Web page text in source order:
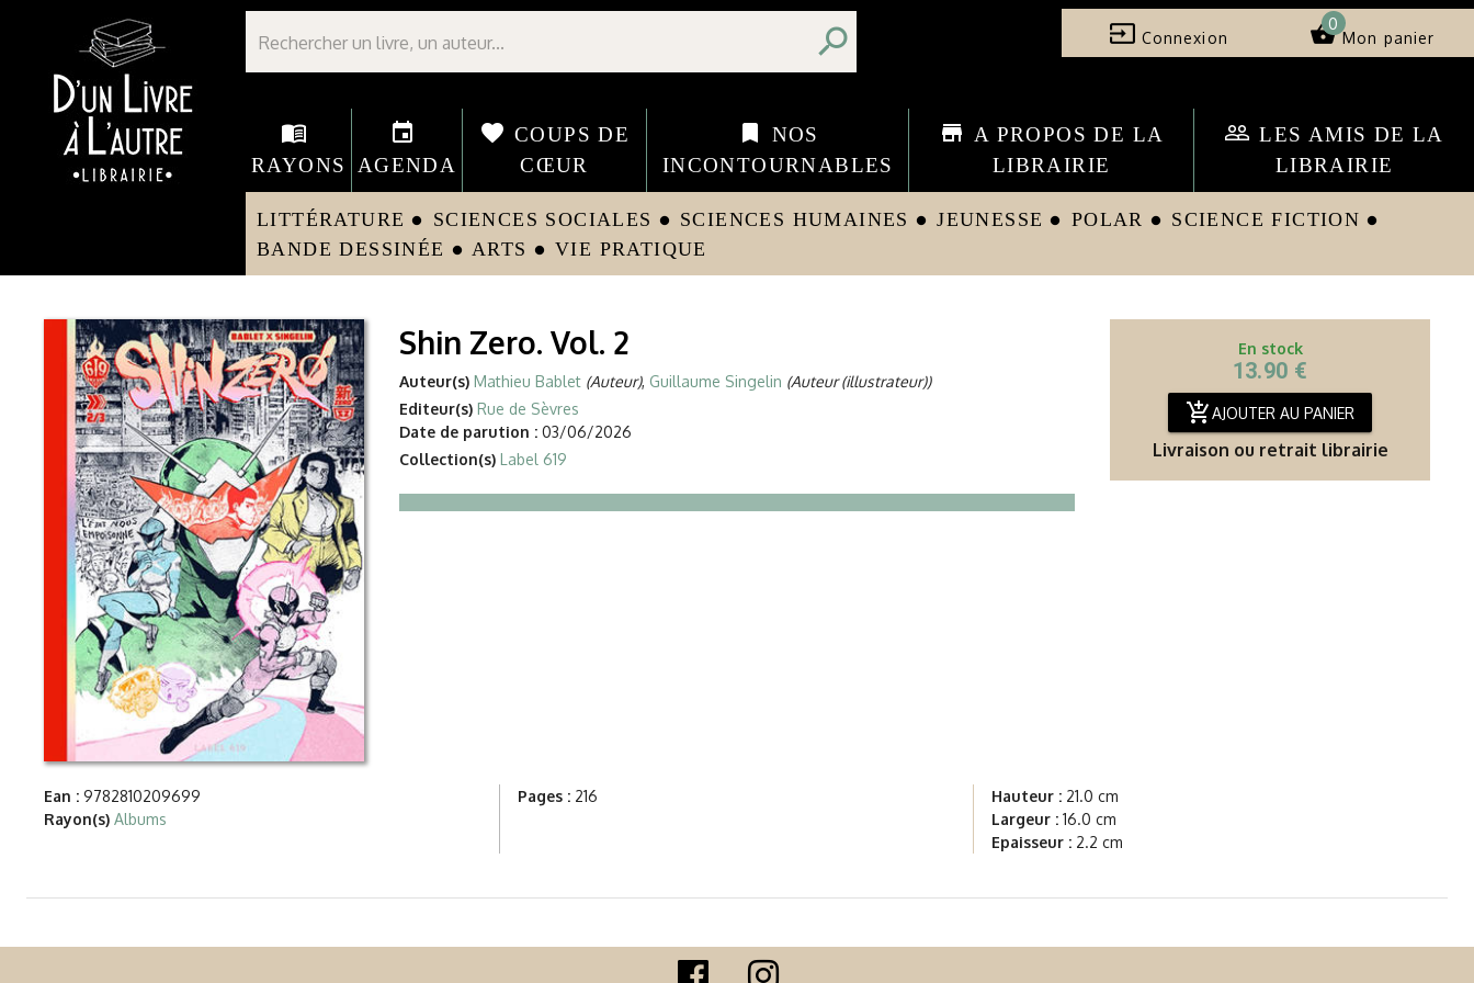
Librairie D'un livre à l'autre - Avranches
search input Connexion shopping_basket
0
Mon panier
menu_book
RAYONS
event
AGENDA
favorite COUPS DE
CŒUR
bookmark
NOS
INCONTOURNABLES
store A PROPOS DE LA
LIBRAIRIE
people_outline LES AMIS DE LA
LIBRAIRIE
LITTÉRATURE circle SCIENCES SOCIALES circle SCIENCES HUMAINES circle JEUNESSE circle POLAR circle SCIENCE FICTION circle
BANDE DESSINÉE circle ARTS circle VIE PRATIQUE
Shin Zero. Vol. 2
Auteur(s) Mathieu Bablet (Auteur), Guillaume Singelin (Auteur (illustrateur))
Editeur(s) Rue de Sèvres
Date de parution : 03/06/2026
Collection(s) Label 619
En stock
13.90 €
add_shopping_cartAJOUTER AU PANIER
Livraison ou retrait librairie
Ean : 9782810209699
Rayon(s) Albums
Pages : 216 Hauteur : 21.0 cm
Largeur : 16.0 cm
Epaisseur : 2.2 cm